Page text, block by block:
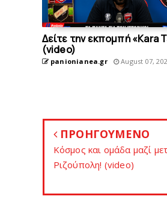
Δείτε την εκπομπή «Kara
(video)
panionianea.gr August 07,
ΠΡΟΗΓΟΥΜΕΝΟ
Κόσμος και ομάδα μαζί
Ριζούπολη! (video)